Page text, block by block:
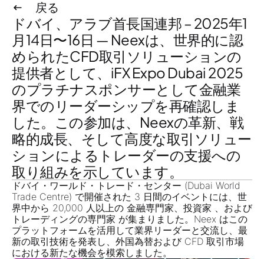
戻る
ドバイ、アラブ首長国連邦 – 2025年1
月14日〜16日 — Neexは、世界的に認
められたCFD取引ソリューションの
提供者として、iFX Expo Dubai 2025
のプラチナスポンサーとして金融業
界でのリーダーシップを再確認しま
した。こ の参加は、Neexの革新、戦
略的成長、そして高度な取引ソリュー
ションによるトレーダーの支援への
取り組みを示しています。
ドバイ・ワールド・トレード・センター (Dubai World
Trade Centre) で開催された 3 日間のイベントには、世
界中から 20,000 人以上の 金融専門家、投資家 、および
トレーディングの専門家 が集まりました。Neex はこの
プラットフォームを活用して業界リーダーと交流し、最
新の取引技術を発表し、 外国為替および CFD 取引市場
における新たな機会を模索しました。